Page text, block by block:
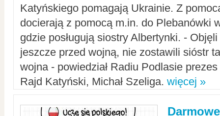
Katyńskiego pomagają Ukrainie. Z
docierają z pomocą m.in. do Plebanówki
gdzie posługują siostry Albertynki. -
jeszcze przed wojną, nie zostawili sióstr
wojna - powiedział Radiu Podlasie
Rajd Katyński, Michał Szeliga. więcej »